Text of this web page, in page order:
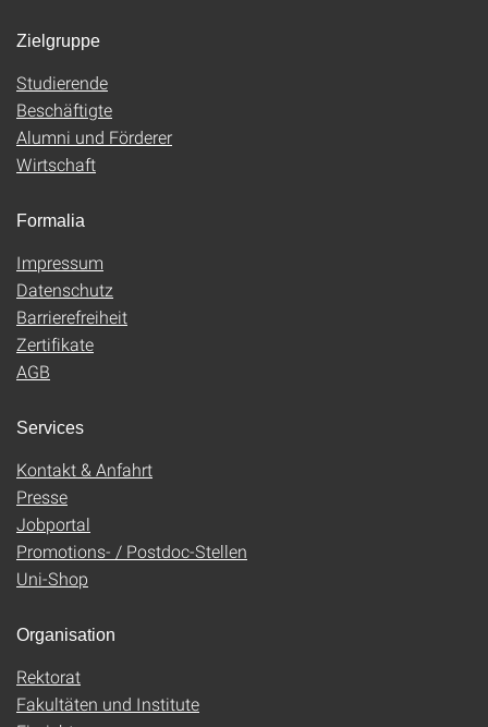
Zielgruppe
Studierende
Beschäftigte
Alumni und Förderer
Wirtschaft
Formalia
Impressum
Datenschutz
Barrierefreiheit
Zertifikate
AGB
Services
Kontakt & Anfahrt
Presse
Jobportal
Promotions- / Postdoc-Stellen
Uni-Shop
Organisation
Rektorat
Fakultäten und Institute